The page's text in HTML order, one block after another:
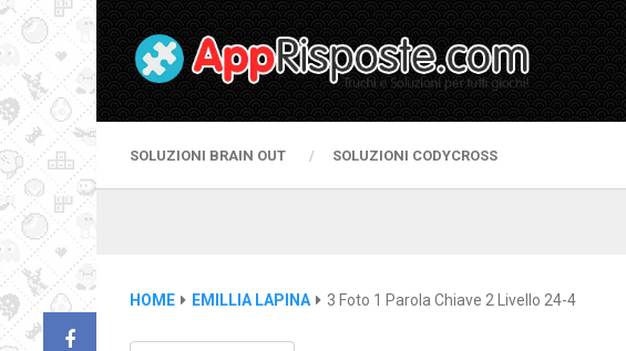
SOLUZIONI BRAIN OUT SOLUZIONI CODYCROSS
HOME EMILLIA LAPINA 3 Foto 1 Parola Chiave 2 Livello 24-4